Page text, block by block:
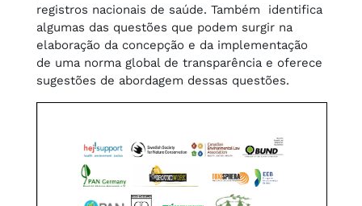
registros nacionais de saúde. Também identifica
algumas das questões que podem surgir na
elaboração da concepção e da implementação
de uma norma global de transparência e oferece
sugestões de abordagem dessas questões.